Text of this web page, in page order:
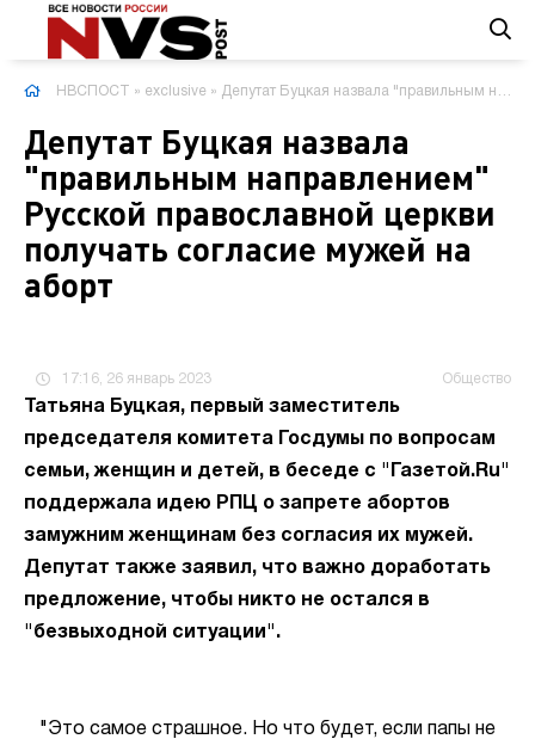
НВСПОСТ » exclusive » Депутат Буцкая назвала "правильным направлением" Русской православной церкви получать согласие мужей на аборт
Депутат Буцкая назвала
"правильным направлением"
Русской православной церкви
получать согласие мужей на
аборт
17:16, 26 январь 2023 Общество
Татьяна Буцкая, первый заместитель
председателя комитета Госдумы по вопросам
семьи, женщин и детей, в беседе с "Газетой.Ru"
поддержала идею РПЦ о запрете абортов
замужним женщинам без согласия их мужей.
Депутат также заявил, что важно доработать
предложение, чтобы никто не остался в
"безвыходной ситуации".
"Это самое страшное. Но что будет, если папы не